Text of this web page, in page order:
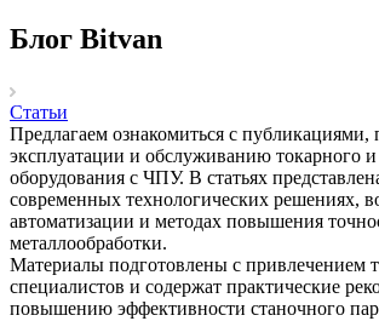
Блог Bitvan
Статьи
Предлагаем ознакомиться с
эксплуатации и обслуживанию токарного и
оборудования с ЧПУ. В статьях
современных технологических решениях,
автоматизации и методах повышения
металлообработки.
Материалы подготовлены с привлечением
специалистов и содержат практические
повышению эффективности станочного